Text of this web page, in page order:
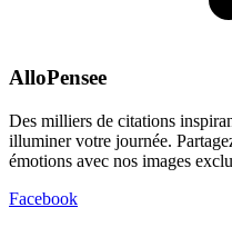
AlloPensee
Des milliers de citations
illuminer votre journée.
émotions avec nos images
Facebook